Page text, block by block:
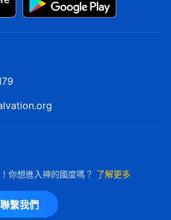
你想進入神的國度嗎？ 了解更多
繫我們